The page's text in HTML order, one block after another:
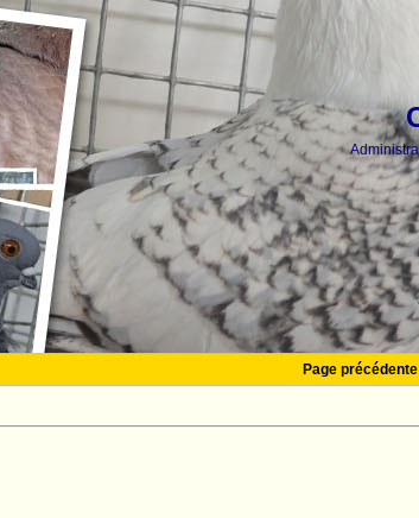
Page précédente